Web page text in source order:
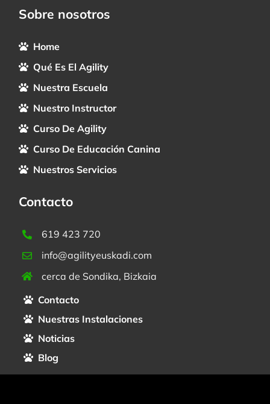
Sobre nosotros
Home
Qué Es El Agility
Nuestra Escuela
Nuestro Instructor
Curso De Agility
Curso De Educación Canina
Nuestros Servicios
Contacto
619 423 720
info@agilityeuskadi.com
cerca de Sondika, Bizkaia
Contacto
Nuestras Instalaciones
Noticias
Blog